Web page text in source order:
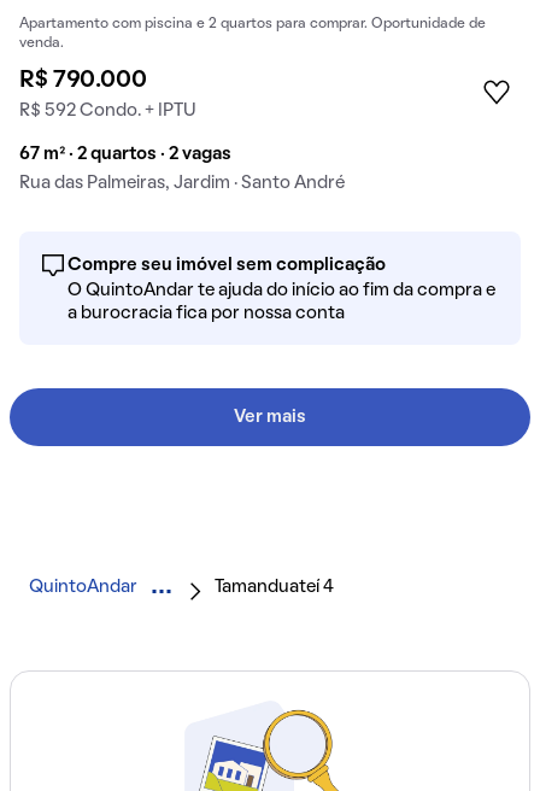
Apartamento com piscina e 2 quartos para comprar. Oportunidade de
venda.
R$ 790.000
R$ 592 Condo. + IPTU
67 m² · 2 quartos · 2 vagas
Rua das Palmeiras, Jardim · Santo André
Compre seu imóvel sem complicação
O QuintoAndar te ajuda do início ao fim da compra e
a burocracia fica por nossa conta
Ver mais
QuintoAndar Tamanduateí 4